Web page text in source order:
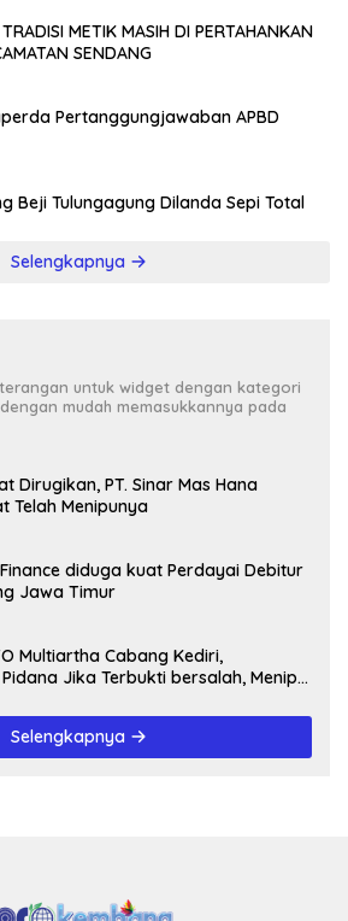
METIK MASIH DI PERTAHANKAN
SENDANG
Pertanggungjawaban APBD
Beji Tulungagung Dilanda Sepi Total
Selengkapnya
untuk widget dengan kategori
mudah memasukkannya pada
Dirugikan, PT. Sinar Mas Hana
Telah Menipunya
diduga kuat Perdayai Debitur
Jawa Timur
Jika Terbukti bersalah, Menipu
Selengkapnya